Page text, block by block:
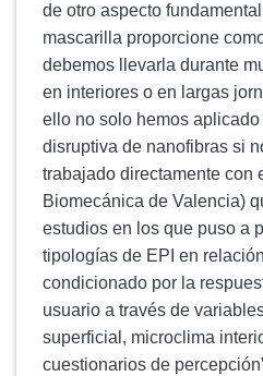
de otro aspecto
mascarilla proporcione
debemos llevarla durante
en interiores o en largas
ello no solo hemos
disruptiva de nanofibras si
trabajado directamente con
Biomecánica de Valencia)
estudios en los que puso a
tipologías de EPI en
condicionado por la
usuario a través de
superficial, microclima
cuestionarios de